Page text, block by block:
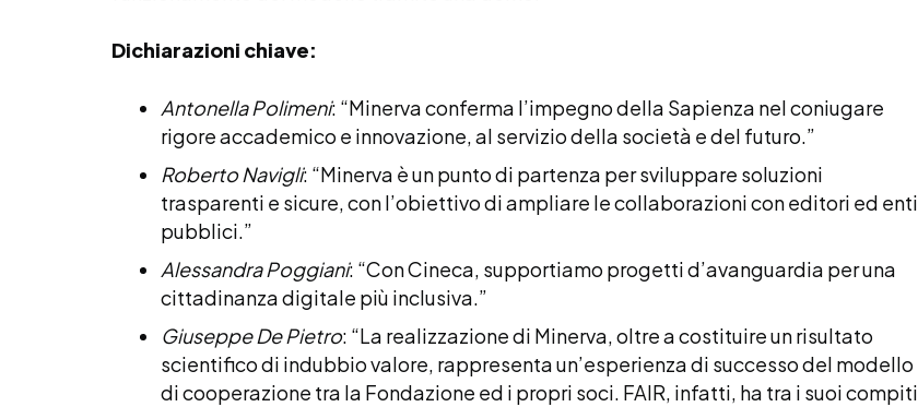
Dichiarazioni chiave:
Antonella Polimeni: “Minerva conferma l’impegno della Sapienza nel coniugare
rigore accademico e innovazione, al servizio della società e del futuro.”
Roberto Navigli: “Minerva è un punto di partenza per sviluppare soluzioni
trasparenti e sicure, con l’obiettivo di ampliare le collaborazioni con editori ed enti
pubblici.”
Alessandra Poggiani: “Con Cineca, supportiamo progetti d’avanguardia per una
cittadinanza digitale più inclusiva.”
Giuseppe De Pietro: “La realizzazione di Minerva, oltre a costituire un risultato
scientifico di indubbio valore, rappresenta un’esperienza di successo del modello
di cooperazione tra la Fondazione ed i propri soci. FAIR, infatti, ha tra i suoi compiti